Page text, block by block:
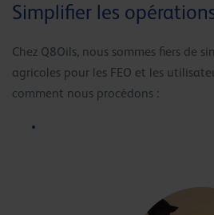
Simplifier les
Chez Q8Oils, nous sommes fiers de
agricoles pour les FEO et les
comment nous procédons :